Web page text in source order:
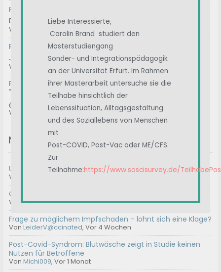
RE: Chargen-Nummer
Das können wir machen.
Von , Vor 3 Wochen
RE: Immunglobuline / IvIg
Januar 2025 A review of intravenous immunoglobulin in...
Von , Vor 4 Wochen
RE: Prof. Matthes / Klinik Havelhöhe / Ansätze der
"Anthroposophischen Medizin"
@formylove gerne. Bei mir ist es ähnlich. Nach der Hype...
Von ImmerWeiter, Vor 4 Wochen
Neue Themen
Umfrage || Unterstützt Carolin
Von
Geeignete Gutachter für ME/CFS
Von100,Vor 2 Wochen
Frage zu möglichem Impfschaden – lohnt sich eine Klage?
VonLeiderV@ccinated,Vor 4 Wochen
Post-Covid-Syndrom: Blutwäsche zeigt in Studie keinen
Nutzen für Betroffene
VonMichi009,Vor 1 Monat
Liebe Interessierte,
Carolin Brand studiert den
Masterstudiengang
Sonder- und Integrationspädagogik
an der Universität Erfurt. Im Rahmen
ihrer Masterarbeit untersuche sie die
Teilhabe hinsichtlich der
Lebenssituation, Alltagsgestaltung
und des Soziallebens von Menschen
mit
Post-COVID, Post-Vac oder ME/CFS.
Zur
Teilnahme:https://www.soscisurvey.de/